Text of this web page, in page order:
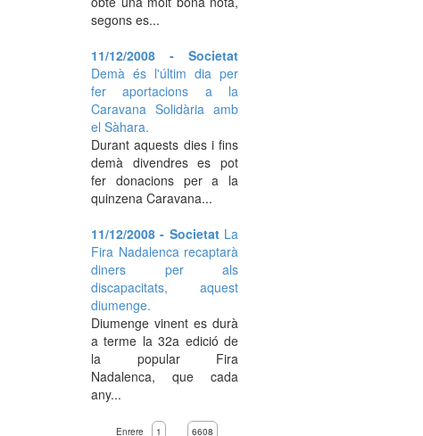
segons es...
11/12/2008 - Societat
Demà és l'últim dia per
fer aportacions a la
Caravana Solidària amb
el Sàhara.
Durant aquests dies i fins
demà divendres es pot
fer donacions per a la
quinzena Caravana...
11/12/2008 - Societat La
Fira Nadalenca recaptarà
diners per als
discapacitats, aquest
diumenge.
Diumenge vinent es durà
a terme la 32a edició de
la popular Fira
Nadalenca, que cada
any...
Enrere 1 6608